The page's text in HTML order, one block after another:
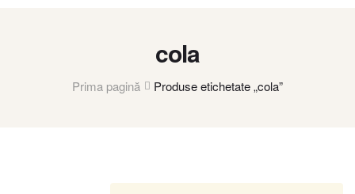
cola
Prima pagină Produse etichetate „cola”